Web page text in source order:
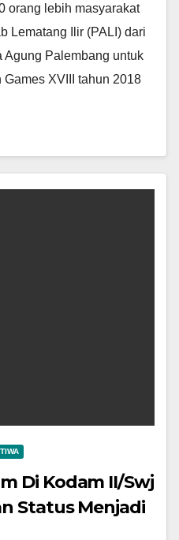
orang lebih masyarakat
Lematang Ilir (PALI) dari
Agung Palembang untuk
XVIII tahun 2018
Di Kodam II/Swj
Status Menjadi